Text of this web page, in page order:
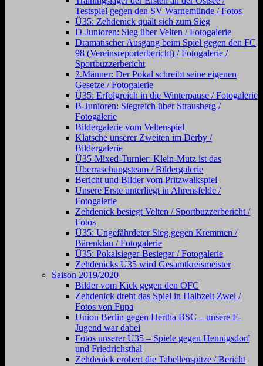
Testspiel gegen den SV Warnemünde / Fotos
Ü35: Zehdenick quält sich zum Sieg
D-Junioren: Sieg über Velten / Fotogalerie
Dramatischer Ausgang beim Spiel gegen den FC
98 (Vereinsreporterbericht) / Fotogalerie /
Sportbuzzerbericht
2.Männer: Der Pokal schreibt seine eigenen
Gesetze / Fotogalerie
Ü35: Erfolgreich in die Winterpause / Fotogalerie
B-Junioren: Siegreich über Strausberg /
Fotogalerie
Bildergalerie vom Veltenspiel
Klatsche unserer Zweiten im Derby /
Bildergalerie
Ü35-Mixed-Turnier: Klein-Mutz ist das
Überraschungsteam / Bildergalerie
Bericht und Bilder vom Pritzwalkspiel
Unsere Erste unterliegt in Ahrensfelde /
Fotogalerie
Zehdenick besiegt Velten / Sportbuzzerbericht /
Fotos
Ü35: Ungefährdeter Sieg gegen Kremmen /
Bärenklau / Fotogalerie
Ü35: Pokalsieger-Besieger / Fotogalerie
Zehdenicks Ü35 wird Gesamtkreismeister
Saison 2019/2020
Bilder vom Kick gegen den OFC
Zehdenick dreht das Spiel in Halbzeit Zwei /
Fotos von Fupa
Union Berlin gegen Hertha BSC – unsere F-
Jugend war dabei
Fotos unserer Ü35 – Spiele gegen Hennigsdorf
und Friedrichsthal
Zehdenick erobert die Tabellenspitze / Bericht